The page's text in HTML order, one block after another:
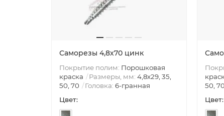
Саморезы 4,8х70 цинк
Покрытие полим: Порошковая
краска
Размеры, мм: 4,8х29, 35,
50, 70
Головка: 6-гранная
Цвет:
50, 70
Цвет: